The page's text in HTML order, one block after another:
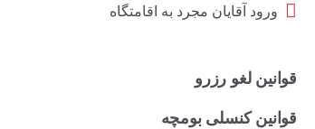
ورود آقایان مجرد به اقامتگاه
قوانین لغو رزرو
قوانین کنسلی بومچه